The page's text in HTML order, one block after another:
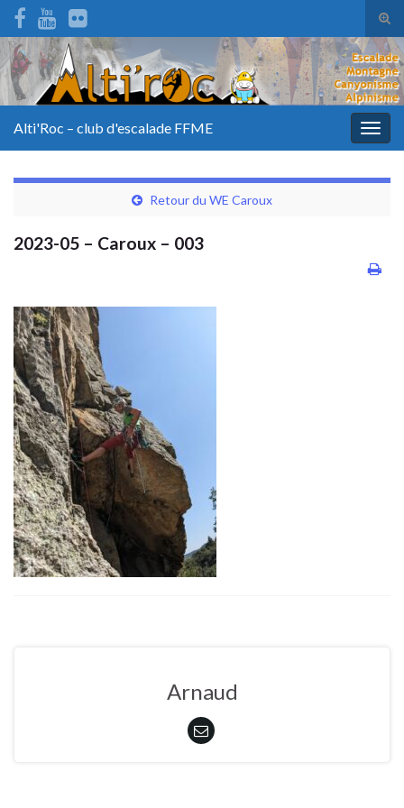
Alti'Roc – club d'escalade FFME
Retour du WE Caroux
2023-05 – Caroux – 003
Arnaud